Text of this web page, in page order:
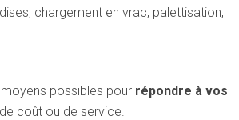
chargement en vrac, palettisation,
possibles pour répondre à vos
coût ou de service.